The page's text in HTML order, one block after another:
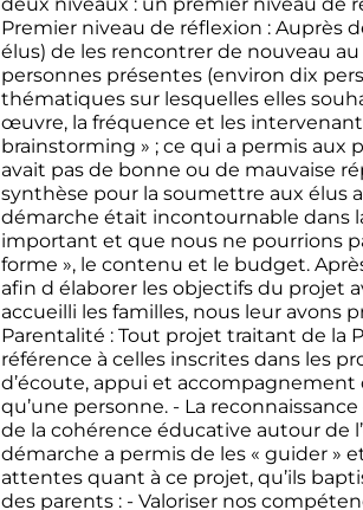
Premier niveau de réflexion : Auprès
élus) de les rencontrer de nouveau
personnes présentes (environ dix
thématiques sur lesquelles elles
œuvre, la fréquence et les
brainstorming » ; ce qui a permis aux
avait pas de bonne ou de mauvaise
synthèse pour la soumettre aux élus
démarche était incontournable dans
important et que nous ne pourrions
forme », le contenu et le budget.
afin d élaborer les objectifs du projet
accueilli les familles, nous leur avons
Parentalité : Tout projet traitant de la
référence à celles inscrites dans les
d’écoute, appui et accompagnement
qu’une personne. - La
de la cohérence éducative autour de
démarche a permis de les « guider »
attentes quant à ce projet, qu’ils
des parents : - Valoriser nos